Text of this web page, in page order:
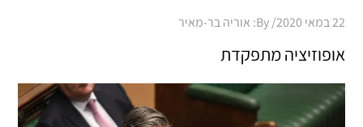
Posted
22 במאי 2020 By: אוריה בר-מאיר
אופוזיציה מתפקדת